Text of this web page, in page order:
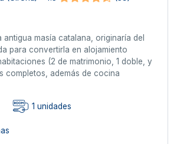
masía catalana, originaría del
para convertirla en alojamiento
(2 de matrimonio, 1 doble, y
completos, además de cocina
1 unidades